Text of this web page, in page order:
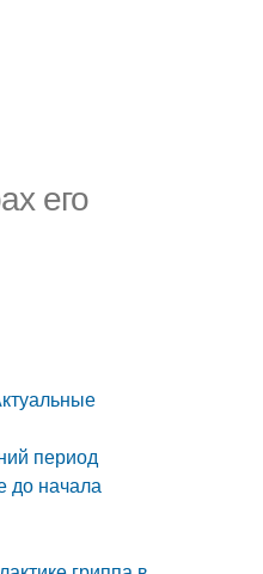
его
период
до начала